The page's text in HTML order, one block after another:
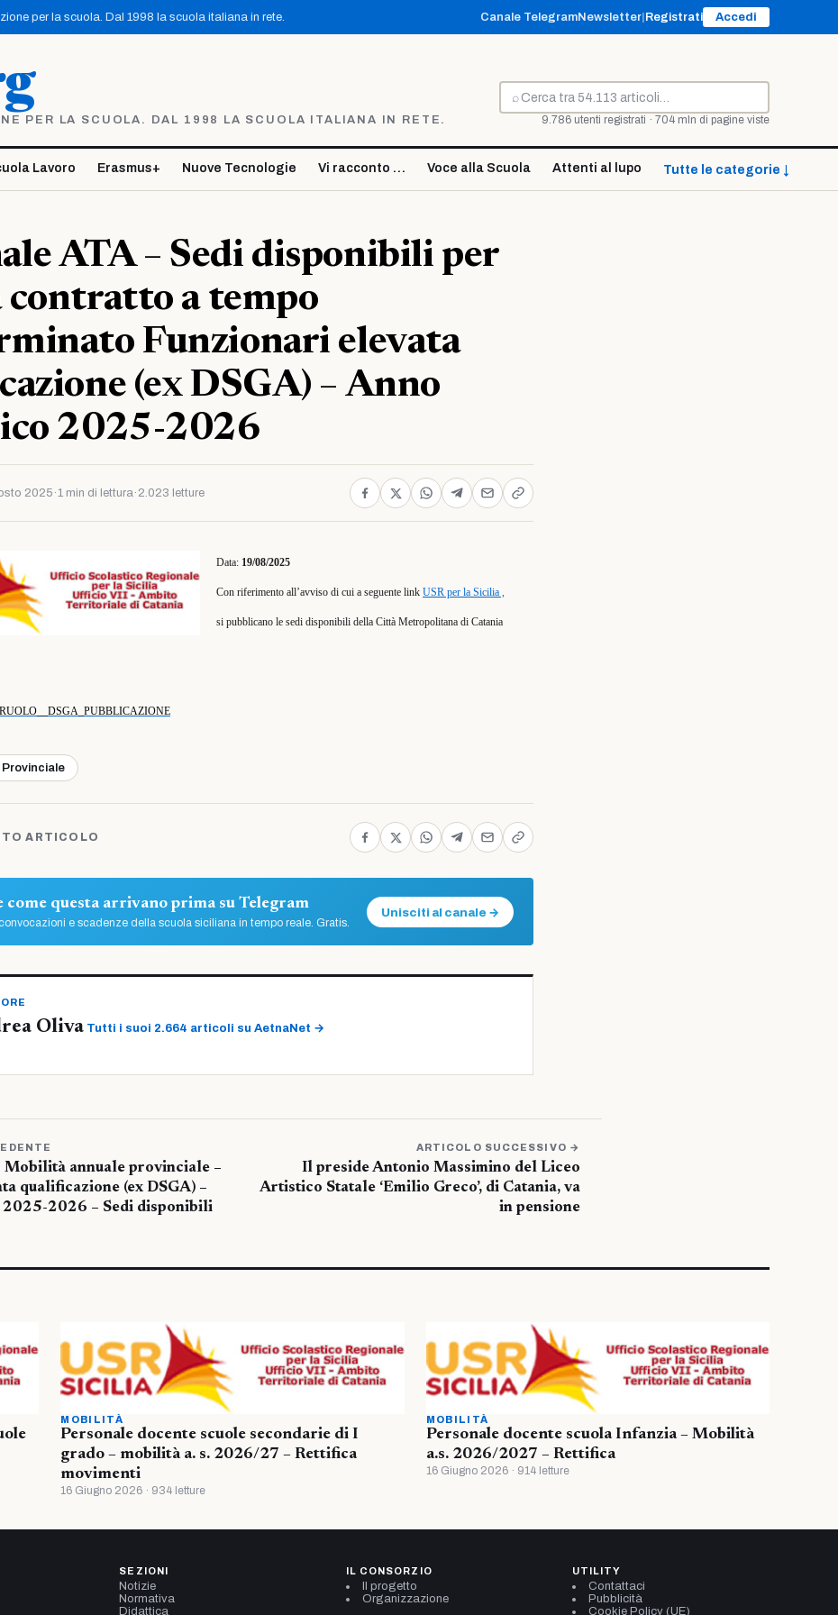
per la scuola. Dal 1998 la scuola italiana in rete. Canale TelegramNewsletter Registrati Accedi
PER LA SCUOLA. DAL 1998 LA SCUOLA ITALIANA IN RETE.
⌕
Cerca
9.786 utenti registrati · 704 mln di pagine viste
Lavoro Erasmus+ Nuove Tecnologie Vi racconto … Voce alla Scuola Attenti al lupo Tutte le categorie ↓
ATA – Sedi disponibili per
contratto a tempo
Funzionari elevata
(ex DSGA) – Anno
2025-2026
2025 ·1 min di lettura· 2.023 letture
Data: 19/08/2025
Con riferimento all’avviso di cui a seguente link USR per la Sicilia ,
si pubblicano le sedi disponibili della Città Metropolitana di Catania
ARTICOLO
come questa arrivano prima su Telegram
e scadenze della scuola siciliana in tempo reale. Gratis.
Unisciti al canale →
Oliva Tutti i suoi 2.664 articoli su AetnaNet →
Mobilità annuale provinciale –
qualificazione (ex DSGA) –
2026 – Sedi disponibili
ARTICOLO SUCCESSIVO →
Il preside Antonio Massimino del Liceo
Artistico Statale ‘Emilio Greco’, di Catania, va
in pensione
MOBILITÀ
Personale docente scuole secondarie di I
grado – mobilità a. s. 2026/27 – Rettifica
movimenti
16 Giugno 2026 · 934 letture
MOBILITÀ
Personale docente scuola Infanzia – Mobilità
a.s. 2026/2027 – Rettifica
16 Giugno 2026 · 914 letture
SEZIONI
Notizie
Normativa
Didattica
IL CONSORZIO
Il progetto
Organizzazione
UTILITY
Contattaci
Pubblicità
Cookie Policy (UE)